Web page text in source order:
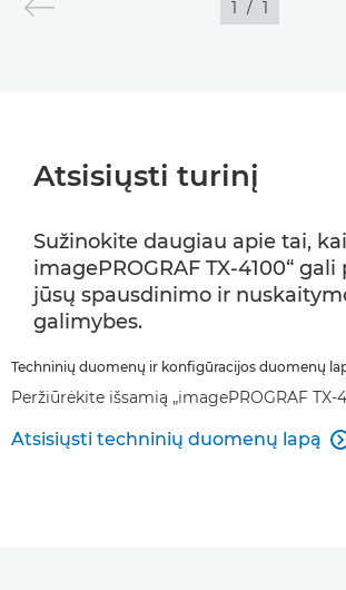
1 / 1
Atsisiųsti turinį
Sužinokite daugiau apie tai,
imagePROGRAF TX-4100“
jūsų spausdinimo ir
galimybes.
Techninių duomenų ir konfigūracijos duomenų
Peržiūrėkite išsamią „imagePROGRAF TX-
Atsisiųsti techninių duomenų lapą 